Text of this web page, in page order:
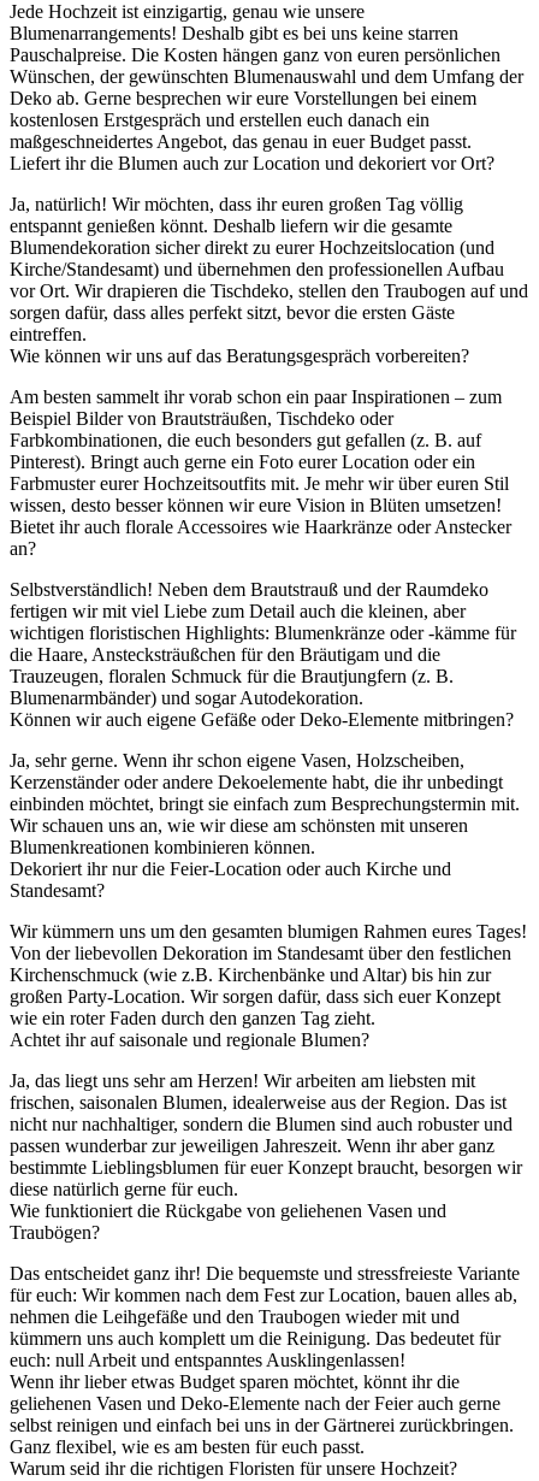
Jede Hochzeit ist einzigartig, genau wie unsere
Blumenarrangements! Deshalb gibt es bei uns keine starren
Pauschalpreise. Die Kosten hängen ganz von euren persönlichen
Wünschen, der gewünschten Blumenauswahl und dem Umfang der
Deko ab. Gerne besprechen wir eure Vorstellungen bei einem
kostenlosen Erstgespräch und erstellen euch danach ein
maßgeschneidertes Angebot, das genau in euer Budget passt.
Liefert ihr die Blumen auch zur Location und dekoriert vor Ort?
Ja, natürlich! Wir möchten, dass ihr euren großen Tag völlig
entspannt genießen könnt. Deshalb liefern wir die gesamte
Blumendekoration sicher direkt zu eurer Hochzeitslocation (und
Kirche/Standesamt) und übernehmen den professionellen Aufbau
vor Ort. Wir drapieren die Tischdeko, stellen den Traubogen auf und
sorgen dafür, dass alles perfekt sitzt, bevor die ersten Gäste
eintreffen.
Wie können wir uns auf das Beratungsgespräch vorbereiten?
Am besten sammelt ihr vorab schon ein paar Inspirationen – zum
Beispiel Bilder von Brautsträußen, Tischdeko oder
Farbkombinationen, die euch besonders gut gefallen (z. B. auf
Pinterest). Bringt auch gerne ein Foto eurer Location oder ein
Farbmuster eurer Hochzeitsoutfits mit. Je mehr wir über euren Stil
wissen, desto besser können wir eure Vision in Blüten umsetzen!
Bietet ihr auch florale Accessoires wie Haarkränze oder Anstecker
an?
Selbstverständlich! Neben dem Brautstrauß und der Raumdeko
fertigen wir mit viel Liebe zum Detail auch die kleinen, aber
wichtigen floristischen Highlights: Blumenkränze oder -kämme für
die Haare, Anstecksträußchen für den Bräutigam und die
Trauzeugen, floralen Schmuck für die Brautjungfern (z. B.
Blumenarmbänder) und sogar Autodekoration.
Können wir auch eigene Gefäße oder Deko-Elemente mitbringen?
Ja, sehr gerne. Wenn ihr schon eigene Vasen, Holzscheiben,
Kerzenständer oder andere Dekoelemente habt, die ihr unbedingt
einbinden möchtet, bringt sie einfach zum Besprechungstermin mit.
Wir schauen uns an, wie wir diese am schönsten mit unseren
Blumenkreationen kombinieren können.
Dekoriert ihr nur die Feier-Location oder auch Kirche und
Standesamt?
Wir kümmern uns um den gesamten blumigen Rahmen eures Tages!
Von der liebevollen Dekoration im Standesamt über den festlichen
Kirchenschmuck (wie z.B. Kirchenbänke und Altar) bis hin zur
großen Party-Location. Wir sorgen dafür, dass sich euer Konzept
wie ein roter Faden durch den ganzen Tag zieht.
Achtet ihr auf saisonale und regionale Blumen?
Ja, das liegt uns sehr am Herzen! Wir arbeiten am liebsten mit
frischen, saisonalen Blumen, idealerweise aus der Region. Das ist
nicht nur nachhaltiger, sondern die Blumen sind auch robuster und
passen wunderbar zur jeweiligen Jahreszeit. Wenn ihr aber ganz
bestimmte Lieblingsblumen für euer Konzept braucht, besorgen wir
diese natürlich gerne für euch.
Wie funktioniert die Rückgabe von geliehenen Vasen und
Traubögen?
Das entscheidet ganz ihr! Die bequemste und stressfreieste Variante
für euch: Wir kommen nach dem Fest zur Location, bauen alles ab,
nehmen die Leihgefäße und den Traubogen wieder mit und
kümmern uns auch komplett um die Reinigung. Das bedeutet für
euch: null Arbeit und entspanntes Ausklingenlassen!
Wenn ihr lieber etwas Budget sparen möchtet, könnt ihr die
geliehenen Vasen und Deko-Elemente nach der Feier auch gerne
selbst reinigen und einfach bei uns in der Gärtnerei zurückbringen.
Ganz flexibel, wie es am besten für euch passt.
Warum seid ihr die richtigen Floristen für unsere Hochzeit?